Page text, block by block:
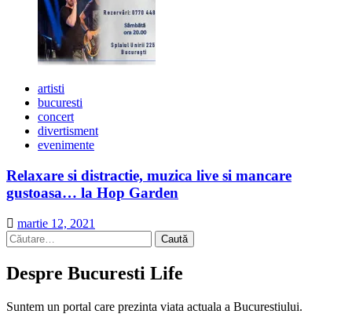
artisti
bucuresti
concert
divertisment
evenimente
Relaxare si distractie, muzica live si mancare
gustoasa… la Hop Garden
martie 12, 2021
Caută
după:
Despre Bucuresti Life
Suntem un portal care prezinta viata actuala a Bucurestiului.